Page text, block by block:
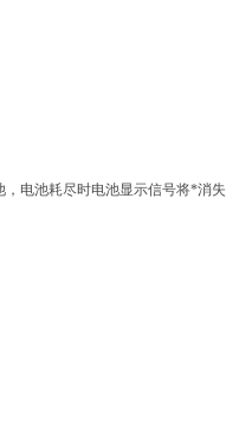
电池耗尽时电池显示信号将*消失